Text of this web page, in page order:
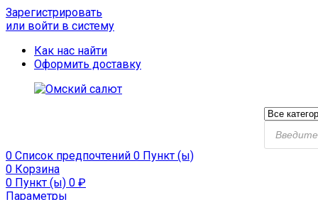
Зарегистрировать
или войти в систему
Как нас найти
Оформить доставку
Поиск
0 Список предпочтений 0 Пункт (ы)
0 Корзина
0 Пункт (ы) 0 ₽
Параметры